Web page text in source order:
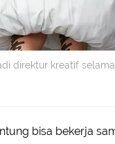
direktur kreatif selama
bisa bekerja